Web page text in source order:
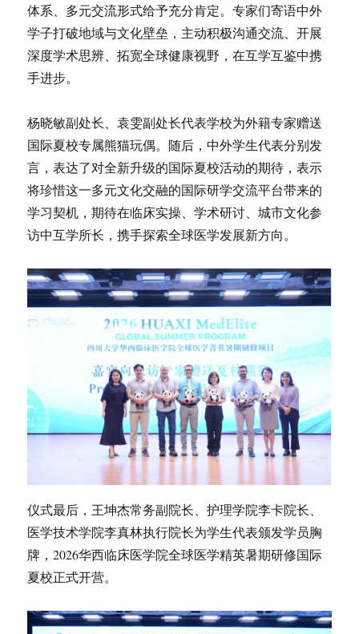
体系、多元交流形式给予充分肯定。专家们寄语中外
学子打破地域与文化壁垒，主动积极沟通交流、开展
深度学术思辨、拓宽全球健康视野，在互学互鉴中携
手进步。
杨晓敏副处长、袁雯副处长代表学校为外籍专家赠送
国际夏校专属熊猫玩偶。随后，中外学生代表分别发
言，表达了对全新升级的国际夏校活动的期待，表示
将珍惜这一多元文化交融的国际研学交流平台带来的
学习契机，期待在临床实操、学术研讨、城市文化参
访中互学所长，携手探索全球医学发展新方向。
仪式最后，王坤杰常务副院长、护理学院李卡院长、
医学技术学院李真林执行院长为学生代表颁发学员胸
牌，2026华西临床医学院全球医学精英暑期研修国际
夏校正式开营。